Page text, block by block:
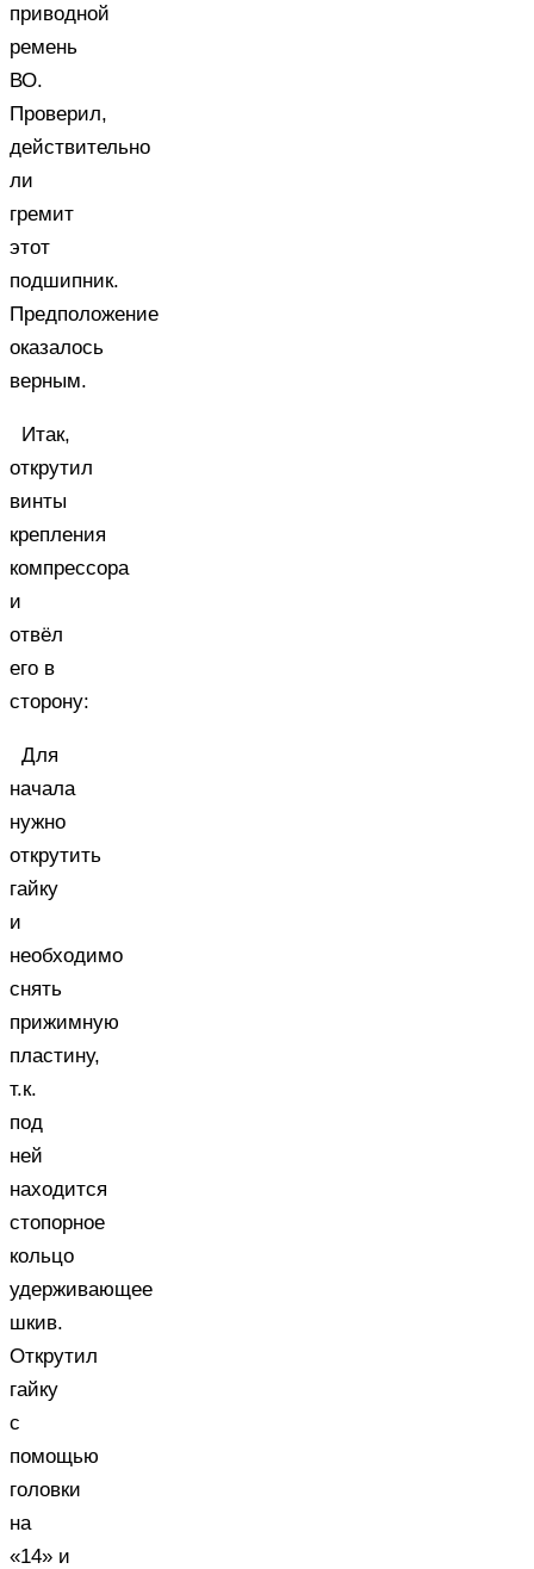
приводной
ремень
ВО.
Проверил,
действительно
ли
гремит
этот
подшипник.
Предположение
оказалось
верным.
Итак,
открутил
винты
крепления
компрессора
и
отвёл
его в
сторону:
Для
начала
нужно
открутить
гайку
и
необходимо
снять
прижимную
пластину,
т.к.
под
ней
находится
стопорное
кольцо
удерживающее
шкив.
Открутил
гайку
с
помощью
головки
на
«14» и